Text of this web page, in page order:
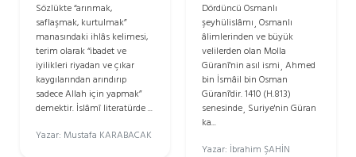
Sözlükte “arınmak,
saflaşmak, kurtulmak”
manasındaki ihlâs kelimesi,
terim olarak “ibadet ve
iyilikleri riyadan ve çıkar
kaygılarından arındırıp
sadece Allah için yapmak”
demektir. İslâmî literatürde ...
Yazar: Mustafa KARABACAK
Dördüncü Osmanlı
şeyhülislâmı¸ Osmanlı
âlimlerinden ve büyük
velilerden olan Molla
Güranî'nin asıl ismi¸ Ahmed
bin İsmâil bin Osman
Güranî'dir. 1410 (H.813)
senesinde¸ Suriye'nin Güran
ka...
Yazar: İbrahim ŞAHİN